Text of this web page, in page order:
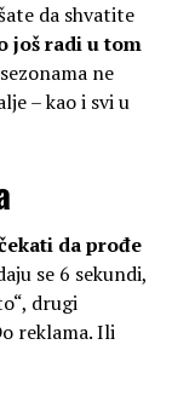
da shvatite
još radi u tom
ne
– kao i svi u
da prođe
se 6 sekundi,
drugi
reklama. Ili